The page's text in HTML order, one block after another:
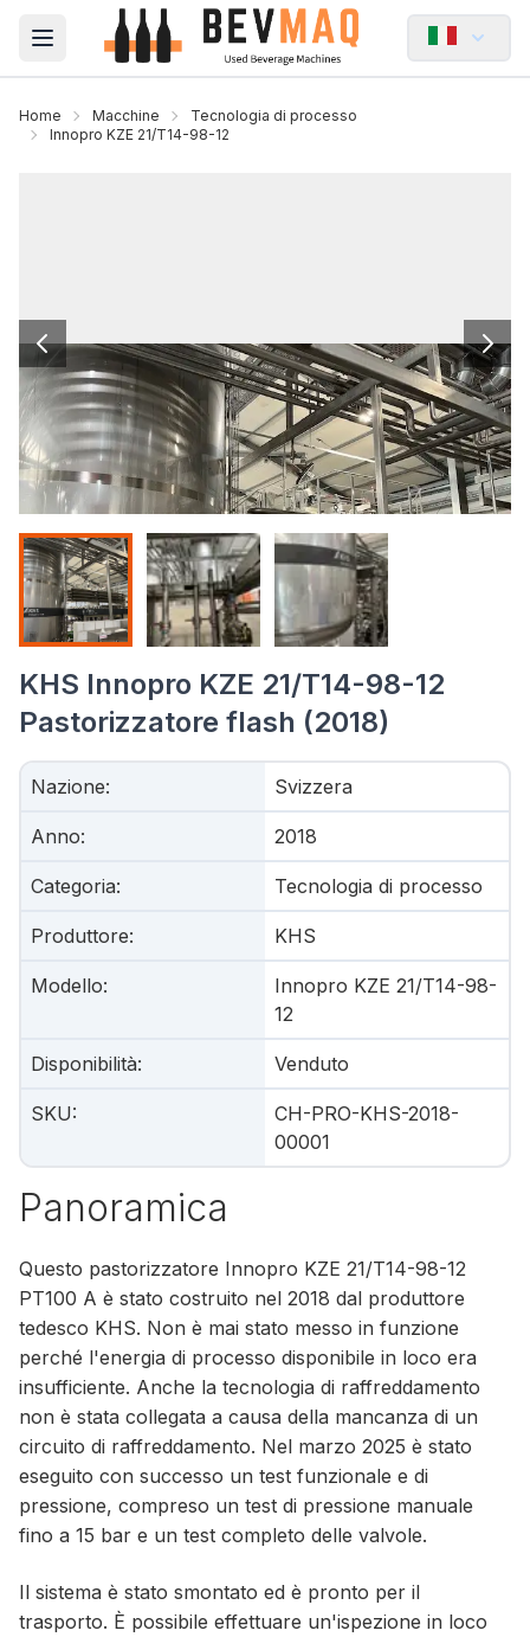
Open main menu
Home Macchine
Tecnologia di processo
Innopro KZE 21/T14-98-12
KHS Innopro KZE 21/T14-98-12
Pastorizzatore flash (2018)
Nazione: Svizzera
Anno: 2018
Categoria: Tecnologia di processo
Produttore: KHS
Modello:
Innopro KZE 21/T14-98-
12
Disponibilità: Venduto
SKU:
CH-PRO-KHS-2018-
00001
Panoramica
Questo pastorizzatore Innopro KZE 21/T14-98-12
PT100 A è stato costruito nel 2018 dal produttore
tedesco KHS. Non è mai stato messo in funzione
perché l'energia di processo disponibile in loco era
insufficiente. Anche la tecnologia di raffreddamento
non è stata collegata a causa della mancanza di un
circuito di raffreddamento. Nel marzo 2025 è stato
eseguito con successo un test funzionale e di
pressione, compreso un test di pressione manuale
fino a 15 bar e un test completo delle valvole.
Il sistema è stato smontato ed è pronto per il
trasporto. È possibile effettuare un'ispezione in loco